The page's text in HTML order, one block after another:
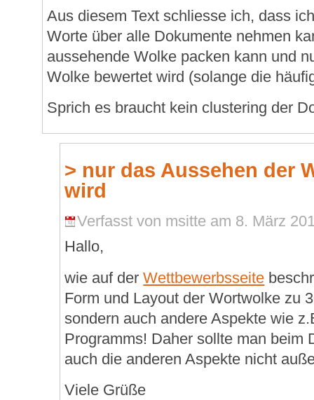
Aus diesem Text schliesse ich, dass
Worte über alle Dokumente nehmen
aussehende Wolke packen kann und
Wolke bewertet wird (solange die
Sprich es braucht kein clustering der
> nur das Aussehen der
wird
Verfasst von msitte am 8. März
Hallo,
wie auf derWettbewerbsseite
Form und Layout der Wortwolke zu
sondern auch andere Aspekte wie
Programms! Daher sollte man beim
auch die anderen Aspekte nicht
Viele Grüße